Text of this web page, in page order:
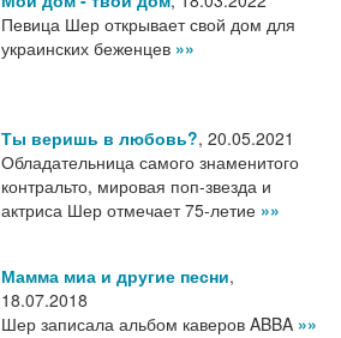
Певица Шер открывает свой дом для
украинских беженцев »»
Ты веришь в любовь?, 20.05.2021
Обладательница самого знаменитого
контральто, мировая поп-звезда и
актриса Шер отмечает 75-летие »»
Мамма миа и другие песни,
18.07.2018
Шер записала альбом каверов ABBA »»